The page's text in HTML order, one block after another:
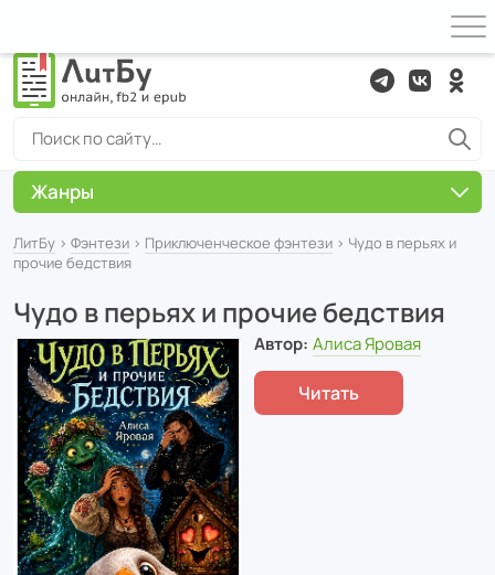
ЛитБу › Фэнтези › Приключенческое фэнтези › Чудо в перьях и
прочие бедствия
Чудо в перьях и прочие бедствия
Автор: Алиса Яровая
Читать
Жанры